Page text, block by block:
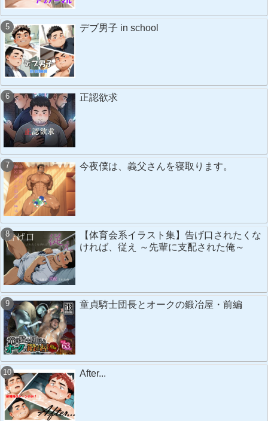
デブ男子 in school
正認欲求
今夜僕は、義父さんを寝取ります。
【体育会系イラスト集】告げ口されたくな
ければ、従え ～先輩に支配された俺～
童貞騎士団長とオークの鍛冶屋・前編
After...